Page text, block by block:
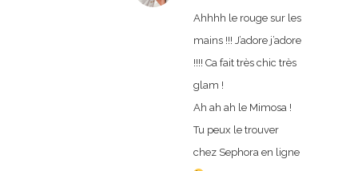
Ahhhh le rouge sur les
mains !!! J’adore j’adore
!!!! Ca fait très chic très
glam !
Ah ah ah le Mimosa !
Tu peux le trouver
chez Sephora en ligne